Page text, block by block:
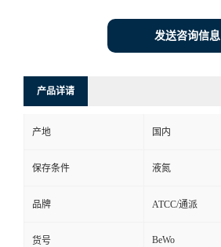
发送咨询信息
产品详请
产地 国内
保存条件 液氮
品牌 ATCC/通派
货号 BeWo